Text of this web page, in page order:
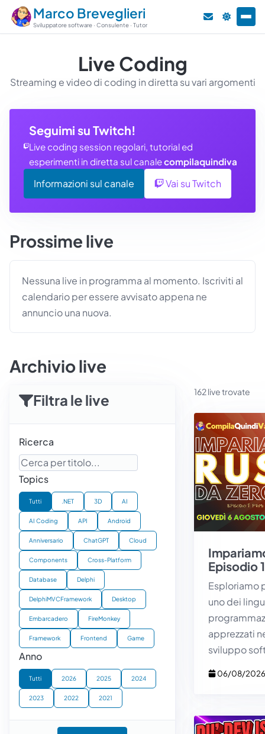
Marco Breveglieri
Sviluppatore software · Consulente · Tutor
Live Coding
Streaming e video di coding in diretta su vari argomenti
Seguimi su Twitch!
Live coding session regolari, tutorial ed
esperimenti in diretta sul canalecompilaquindiva
Informazioni sul canale Vai su Twitch
Prossime live
Nessuna live in programma al momento. Iscriviti al
calendario per essere avvisato appena ne
annuncio una nuova.
Archivio live
Filtra le live
Ricerca
Topics
Tutti .NET 3D AI
AI Coding API Android
Anniversario ChatGPT Cloud
Components Cross-Platform
Database Delphi
DelphiMVCFramework Desktop
Embarcadero FireMonkey
Framework Frontend Game
Anno
Tutti 2026 2025 2024
2023 2022 2021
162 live trovate
Episodio
Esploriamo
uno dei
apprezzati
sviluppo
06/08/